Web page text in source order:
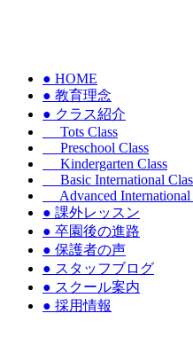
● HOME
● 教育理念
● クラス紹介
Tots Class
Preschool Class
Kindergarten Class
Basic International
Advanced International
● 課外レッスン
● 卒園後の進路
● 保護者の声
● スタッフブログ
● スクール案内
● 採用情報